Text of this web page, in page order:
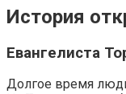
История
Евангелиста
Долгое время люди